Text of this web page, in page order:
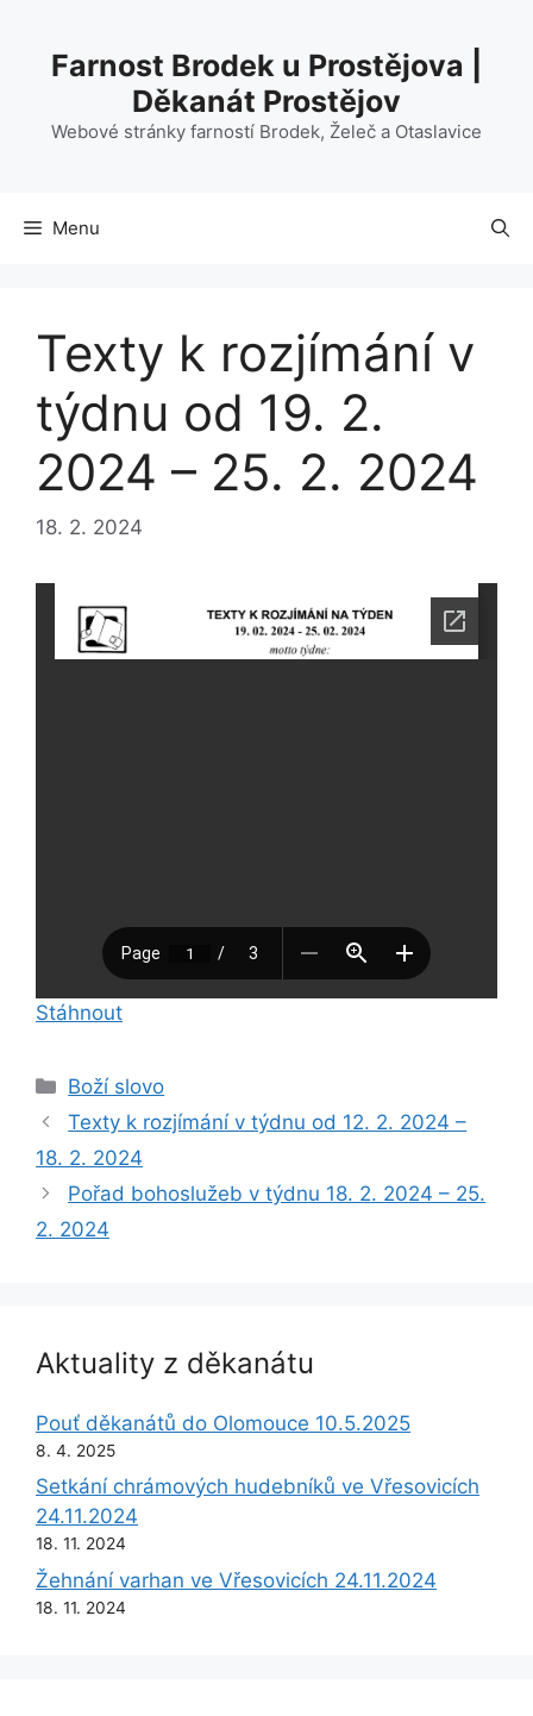
obsahFarnost Brodek u Prostějova |
Děkanát Prostějov
Webové stránky farností Brodek, Želeč a Otaslavice
Menu
Texty k rozjímání v
týdnu od 19. 2.
2024 – 25. 2. 2024
18. 2. 2024
Stáhnout
Rubriky
Boží slovo
Texty k rozjímání v týdnu od 12. 2. 2024 –
18. 2. 2024
Pořad bohoslužeb v týdnu 18. 2. 2024 – 25.
2. 2024
Aktuality z děkanátu
Pouť děkanátů do Olomouce 10.5.2025
8. 4. 2025
Setkání chrámových hudebníků ve Vřesovicích
24.11.2024
18. 11. 2024
Žehnání varhan ve Vřesovicích 24.11.2024
18. 11. 2024